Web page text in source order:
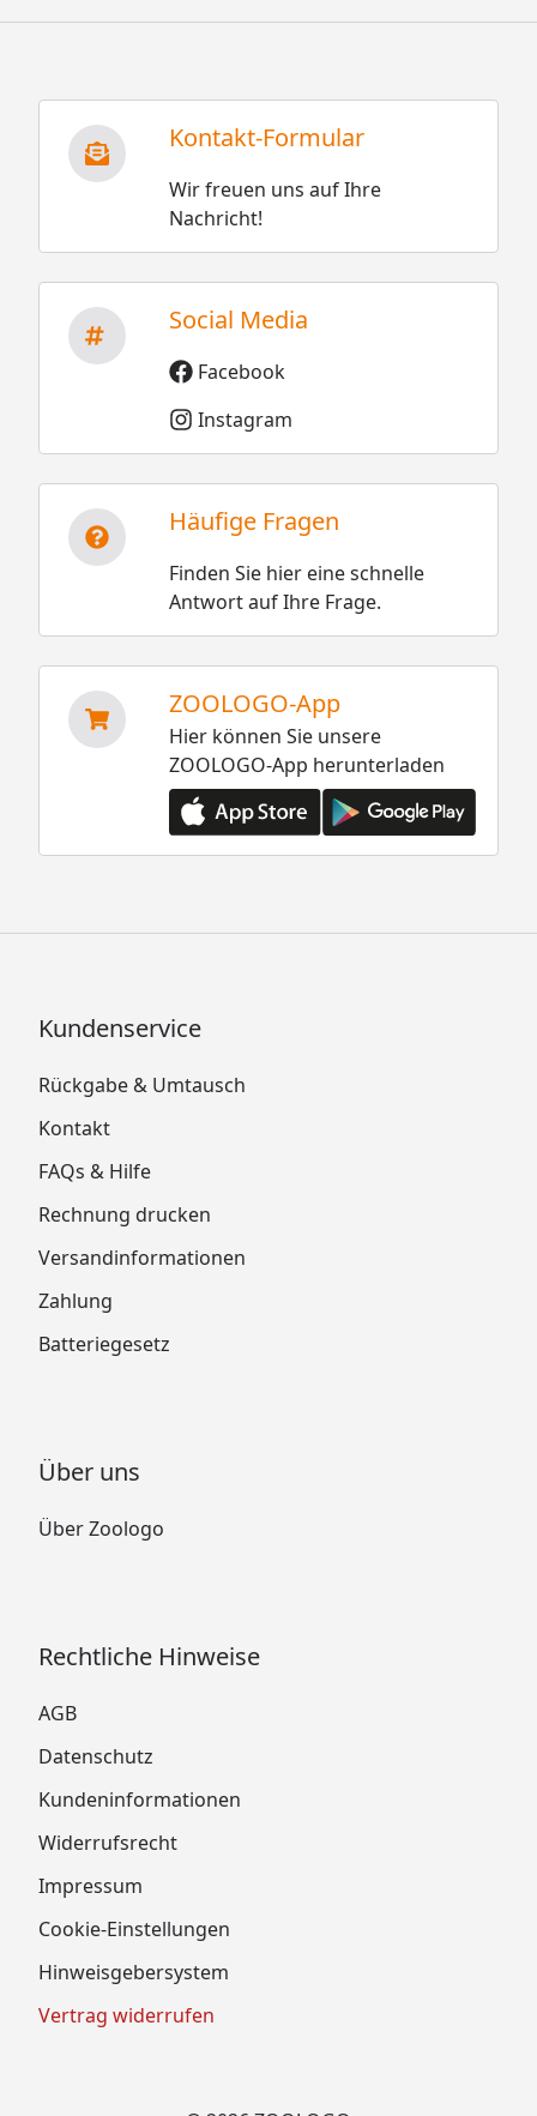
Kontakt-Formular
Wir freuen uns auf Ihre
Nachricht!
Social Media
Facebook
Instagram
Häufige Fragen
Finden Sie hier eine schnelle
Antwort auf Ihre Frage.
ZOOLOGO-App
Hier können Sie unsere
ZOOLOGO-App herunterladen
Kundenservice
Rückgabe & Umtausch
Kontakt
FAQs & Hilfe
Rechnung drucken
Versandinformationen
Zahlung
Batteriegesetz
Über uns
Über Zoologo
Rechtliche Hinweise
AGB
Datenschutz
Kundeninformationen
Widerrufsrecht
Impressum
Cookie-Einstellungen
Hinweisgebersystem
Vertrag widerrufen